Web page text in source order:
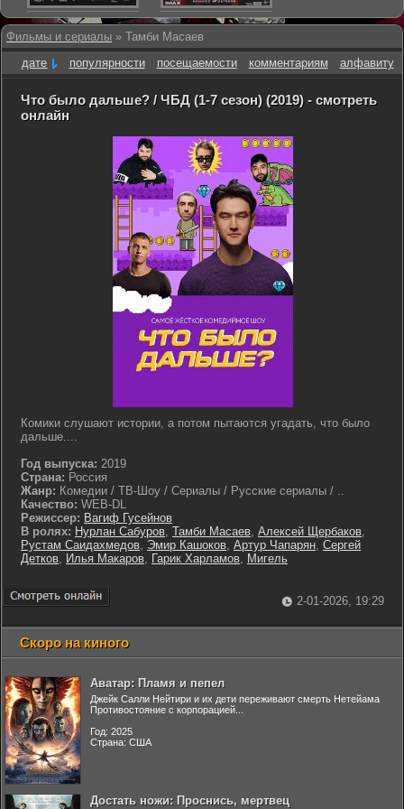
Фильмы и сериалы » Тамби Масаев
дате
популярности посещаемости комментариям алфавиту
Что было дальше? / ЧБД (1-7 сезон) (2019) - смотреть
онлайн
Комики слушают истории, а потом пытаются угадать, что было
дальше....
Год выпуска: 2019
Страна: Россия
Жанр: Комедии / ТВ-Шоу / Сериалы / Русские сериалы / ..
Качество: WEB-DL
Режиссер: Вагиф Гусейнов
В ролях: Нурлан Сабуров, Тамби Масаев, Алексей Щербаков,
Рустам Саидахмедов, Эмир Кашоков, Артур Чапарян, Сергей
Детков, Илья Макаров, Гарик Харламов, Мигель
2-01-2026, 19:29
Скоро на киного
Аватар: Пламя и пепел
Джейк Салли Нейтири и их дети переживают смерть Нетейама
Противостояние с корпорацией...
Год: 2025
Страна: США
Достать ножи: Проснись, мертвец